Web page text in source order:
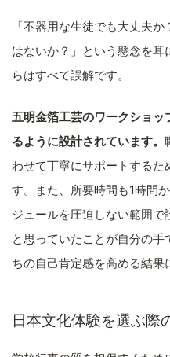
「不器用な生徒でも大丈夫
はないか？」という懸念を
らはすべて誤解です。
五明金箔工芸のワークショ
るように設計されています。
わせて丁寧にサポートするた
す。また、所要時間も1時間
ジュールを圧迫しない範囲
と思っていたことが自分の
ちの自己肯定感を高める結果
日本文化体験を選ぶ際